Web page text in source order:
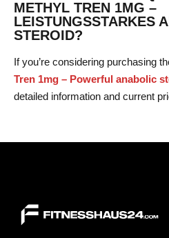
METHYL TREN 1MG –
LEISTUNGSSTARKES
STEROID?
If you’re considering purchasing
Tren 1mg – Powerful anabolic
detailed information and current